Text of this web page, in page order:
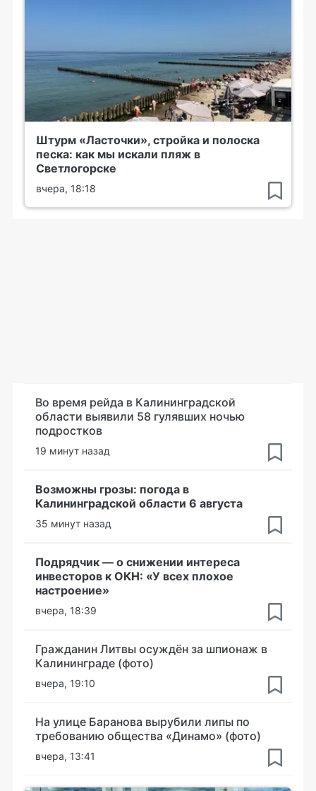
Штурм «Ласточки», стройка и полоска
песка: как мы искали пляж в
Светлогорске
вчера, 18:18
Во время рейда в Калининградской
области выявили 58 гулявших ночью
подростков
19 минут назад
Возможны грозы: погода в
Калининградской области 6 августа
35 минут назад
Подрядчик — о снижении интереса
инвесторов к ОКН: «У всех плохое
настроение»
вчера, 18:39
Гражданин Литвы осуждён за шпионаж в
Калининграде (фото)
вчера, 19:10
На улице Баранова вырубили липы по
требованию общества «Динамо» (фото)
вчера, 13:41